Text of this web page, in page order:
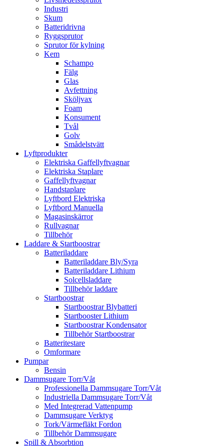
Industri
Skum
Batteridrivna
Ryggsprutor
Sprutor för kylning
Kem
Schampo
Fälg
Glas
Avfettning
Sköljvax
Foam
Konsument
Tvål
Golv
Smådelstvätt
Lyftprodukter
Elektriska Gaffellyftvagnar
Elektriska Staplare
Gaffellyftvagnar
Handstaplare
Lyftbord Elektriska
Lyftbord Manuella
Magasinskärror
Rullvagnar
Tillbehör
Laddare & Startboostrar
Batteriladdare
Batteriladdare Bly/Syra
Batteriladdare Lithium
Solcellsladdare
Tillbehör laddare
Startboostrar
Startboostrar Blybatteri
Startbooster Lithium
Startboostrar Kondensator
Tillbehör Startboostrar
Batteritestare
Omformare
Pumpar
Bensin
Dammsugare Torr/Våt
Professionella Dammsugare Torr/Våt
Industriella Dammsugare Torr/Våt
Med Integrerad Vattenpump
Dammsugare Verktyg
Tork/Värmefläkt Fordon
Tillbehör Dammsugare
Spill & Absorbtion